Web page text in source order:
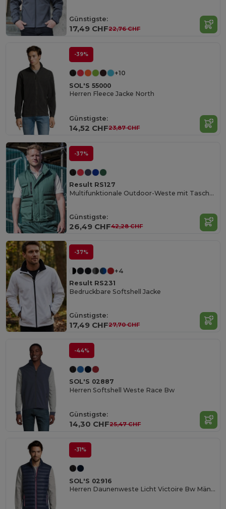
Günstigste:
17,49 CHF22,76 CHF
-39%
+10
SOL'S 55000
Herren Fleece Jacke North
Günstigste:
14,52 CHF23,87 CHF
-37%
Result RS127
Multifunktionale Outdoor-Weste mit Taschen
Günstigste:
26,49 CHF42,28 CHF
-37%
+4
Result RS231
Bedruckbare Softshell Jacke
Günstigste:
17,49 CHF27,70 CHF
-44%
SOL'S 02887
Herren Softshell Weste Race Bw
Günstigste:
14,30 CHF25,47 CHF
-31%
SOL'S 02916
Herren Daunenweste Licht Victoire Bw Männer